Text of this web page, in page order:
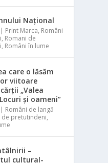
Național
| Print Marca, Români
, Romani de
, Români în lume
care o lăsăm
viitoare
„Valea
și oameni”
| Români de langă
de pretutindeni,
–
cultural-